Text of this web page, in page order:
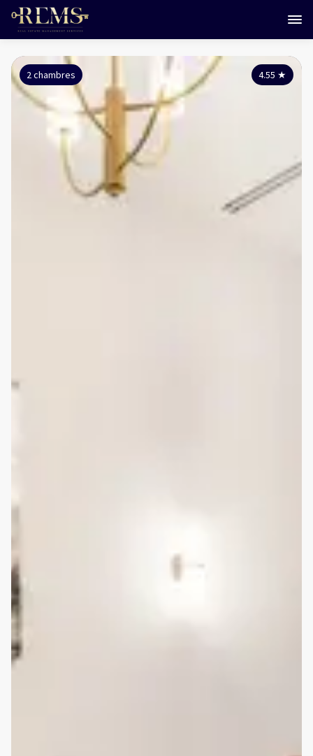
4.55 ★
2 chambres